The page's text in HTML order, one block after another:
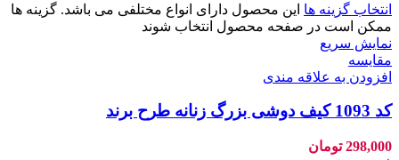
انتخاب گزینه ها این محصول دارای انواع مختلفی می باشد. گزینه ها
ممکن است در صفحه محصول انتخاب شوند
نمایش سریع
مقايسه
افزودن به علاقه مندی
کد 1093 کیف دوشی بزرگ زنانه طرح برند
298,000 تومان